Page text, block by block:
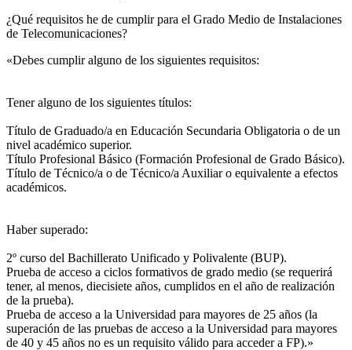
¿Qué requisitos he de cumplir para el Grado Medio de Instalaciones
de Telecomunicaciones?
«Debes cumplir alguno de los siguientes requisitos:
Tener alguno de los siguientes títulos:
Título de Graduado/a en Educación Secundaria Obligatoria o de un
nivel académico superior.
Título Profesional Básico (Formación Profesional de Grado Básico).
Título de Técnico/a o de Técnico/a Auxiliar o equivalente a efectos
académicos.
Haber superado:
2º curso del Bachillerato Unificado y Polivalente (BUP).
Prueba de acceso a ciclos formativos de grado medio (se requerirá
tener, al menos, diecisiete años, cumplidos en el año de realización
de la prueba).
Prueba de acceso a la Universidad para mayores de 25 años (la
superación de las pruebas de acceso a la Universidad para mayores
de 40 y 45 años no es un requisito válido para acceder a FP).»